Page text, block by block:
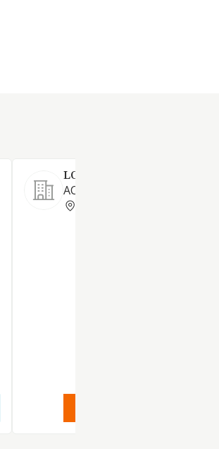
LOS GASES Y TORREJON SL
ACTIVIDADES